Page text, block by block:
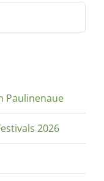
Paulinenaue
2026